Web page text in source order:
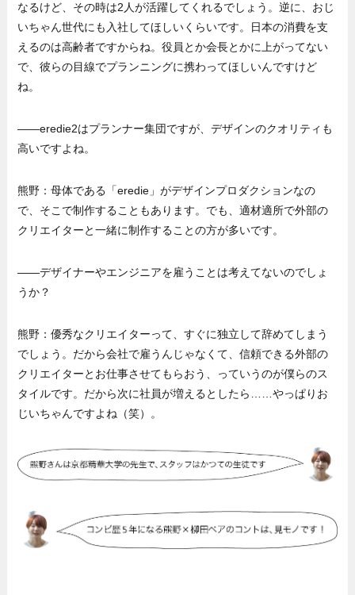
なるけど、その時は2人が活躍してくれるでしょう。逆に、おじ
いちゃん世代にも入社してほしいくらいです。日本の消費を支
えるのは高齢者ですからね。役員とか会長とかに上がってない
で、彼らの目線でプランニングに携わってほしいんですけど
ね。
——eredie2はプランナー集団ですが、デザインのクオリティも
高いですよね。
熊野：母体である「eredie」がデザインプロダクションなの
で、そこで制作することもあります。でも、適材適所で外部の
クリエイターと一緒に制作することの方が多いです。
——デザイナーやエンジニアを雇うことは考えてないのでしょ
うか？
熊野：優秀なクリエイターって、すぐに独立して辞めてしまう
でしょう。だから会社で雇うんじゃなくて、信頼できる外部の
クリエイターとお仕事させてもらおう、っていうのが僕らのス
タイルです。だから次に社員が増えるとしたら……やっぱりお
じいちゃんですよね（笑）。